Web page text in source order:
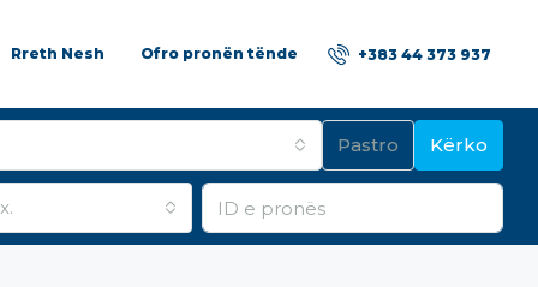
Rreth Nesh Ofro pronën tënde +383 44 373 937
Pastro Kërko